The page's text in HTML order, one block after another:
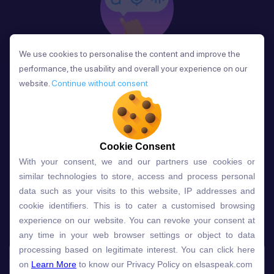
Phản Hồi
Sau mỗi bài học, người học nhận phản hồi về phát
âm và ngữ pháp ngay lập tức, giúp cải thiện kỹ năng
và tiến bộ nhanh chóng.
Lựa chọn gói học ELSA dành
cho bạn
Gói học Free Premium
Speech Analyzer
We use cookies to personalise the content and improve the
performance, the usability and overall your experience on our
website. Continue without consent
Cookie Consent
With your consent, we and our partners use cookies or
similar technologies to store, access and process personal
data such as your visits to this website, IP addresses and
cookie identifiers. This is to cater a customised browsing
experience on our website. You can revoke your consent at
any time in your web browser settings or object to data
processing based on legitimate interest. You can click here
on Learn More to know our Privacy Policy on elsaspeak.com
We use cookies to personalise the content and improve the
performance, the usability and overall your experience on our
website. Continue without consent
Cookie Consent
With your consent, we and our partners use cookies or
similar technologies to store, access and process personal
data such as your visits to this website, IP addresses and
cookie identifiers. This is to cater a customised browsing
experience on our website. You can revoke your consent at
any time in your web browser settings or object to data
processing based on legitimate interest. You can click here
on Learn More to know our Privacy Policy on elsaspeak.com